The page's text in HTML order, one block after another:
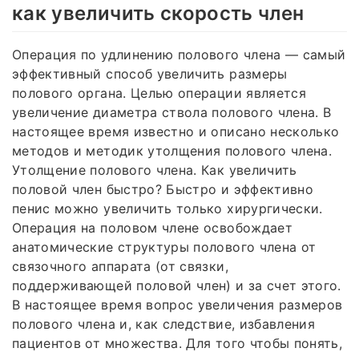
как увеличить скорость член
Операция по удлинению полового члена — самый
эффективный способ увеличить размеры
полового органа. Целью операции является
увеличение диаметра ствола полового члена. В
настоящее время известно и описано несколько
методов и методик утолщения полового члена.
Утолщение полового члена. Как увеличить
половой член быстро? Быстро и эффективно
пенис можно увеличить только хирургически.
Операция на половом члене освобождает
анатомические структуры полового члена от
связочного аппарата (от связки,
поддерживающей половой член) и за счет этого.
В настоящее время вопрос увеличения размеров
полового члена и, как следствие, избавления
пациентов от множества. Для того чтобы понять,